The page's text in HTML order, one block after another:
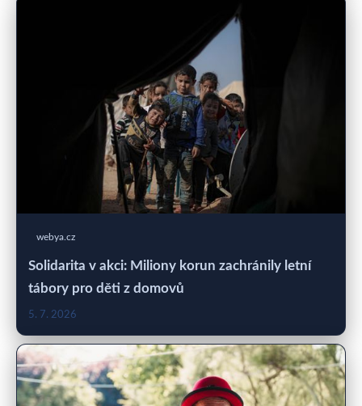
webya.cz
Solidarita v akci: Miliony korun zachránily letní
tábory pro děti z domovů
5. 7. 2026